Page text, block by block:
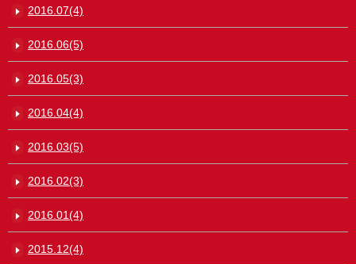
2016.07(4)
2016.06(5)
2016.05(3)
2016.04(4)
2016.03(5)
2016.02(3)
2016.01(4)
2015.12(4)